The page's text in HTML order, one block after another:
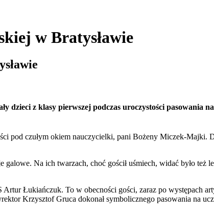
w Bratysławie
dzieci z klasy pierwszej podczas uroczystości
pod czułym okiem nauczycielki, pani Bożeny Miczek-Majki.
Na ich twarzach, choć gościł uśmiech, widać było
Łukiańczuk. To w obecności gości, zaraz po występach
Krzysztof Gruca dokonał symbolicznego pasowania na